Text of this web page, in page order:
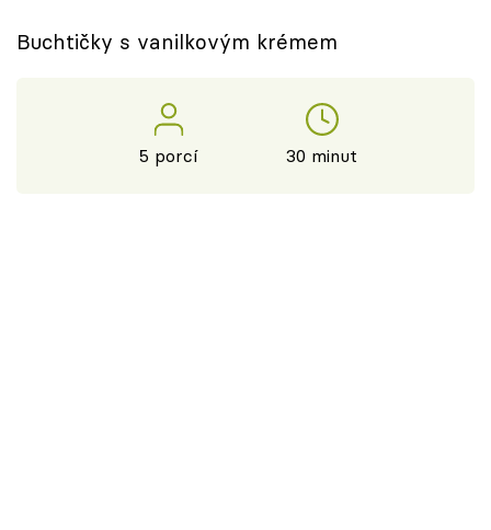
Sledujte prima+
Buchtičky s vanilkovým krémem
5 porcí 30 minut